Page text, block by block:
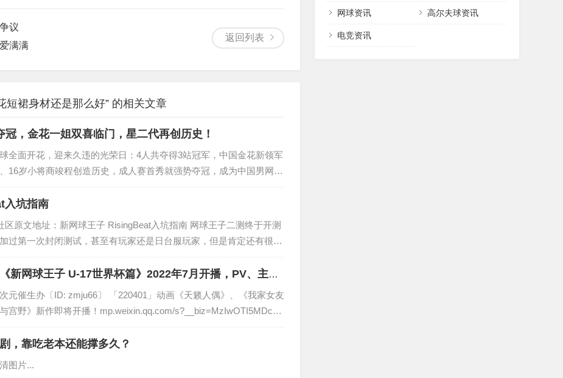
返回列表
议
满满
短裙身材还是那么好” 的相关文章
，金花一姐双喜临门，星二代再创历史！
全面开花，迎来久违的光荣日：4人共夺得3站冠军，中国金花新领军
16岁小将商竣程创造历史，成人赛首秀就强势夺冠，成为中国男网新
入坑指南
区原文地址：新网球王子 RisingBeat入坑指南 网球王子二测终于开测
过第一次封闭测试，甚至有玩家还是日台服玩家，但是肯定还有很多
想一览网王的风采~所以在这篇文章中，我将带领大家探索一下刚刚
新网球王子 U-17世界杯篇》2022年7月开播，PV、主视
元催生办〔ID: zmju66〕 「220401」动画《天籁人偶》、《我家女友
宫野》新作即将开播！​mp.weixin.qq.com/s?__biz=MzIwOTI5MDc1
，靠吃老本还能撑多久？
图片...
网球资讯 高尔夫球资讯
电竞资讯